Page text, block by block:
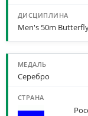
Men's 50m
Серебро